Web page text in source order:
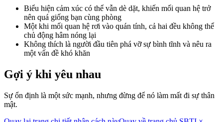
Biểu hiện cảm xúc có thể vẫn dè dặt, khiến mối quan hệ trở
nên quá giống bạn cùng phòng
Một khi mối quan hệ rơi vào quán tính, cả hai đều không thể
chủ động hâm nóng lại
Không thích là người đầu tiên phá vỡ sự bình tĩnh và nêu ra
một vấn đề khó khăn
Gợi ý khi yêu nhau
Sự ổn định là một sức mạnh, nhưng đừng để nó làm mất đi sự thân
mật.